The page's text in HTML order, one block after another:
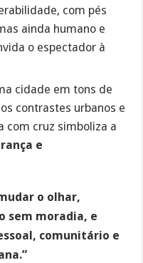
com pés
ainda humano e
o espectador à
cidade em tons de
contrastes urbanos e
com cruz simboliza a
e
o olhar,
sem moradia, e
comunitário e